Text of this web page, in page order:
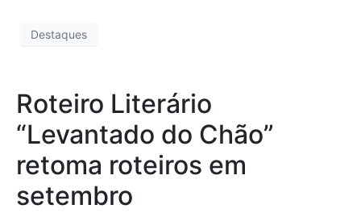
Destaques
Roteiro Literário
“Levantado do Chão”
retoma roteiros em
setembro